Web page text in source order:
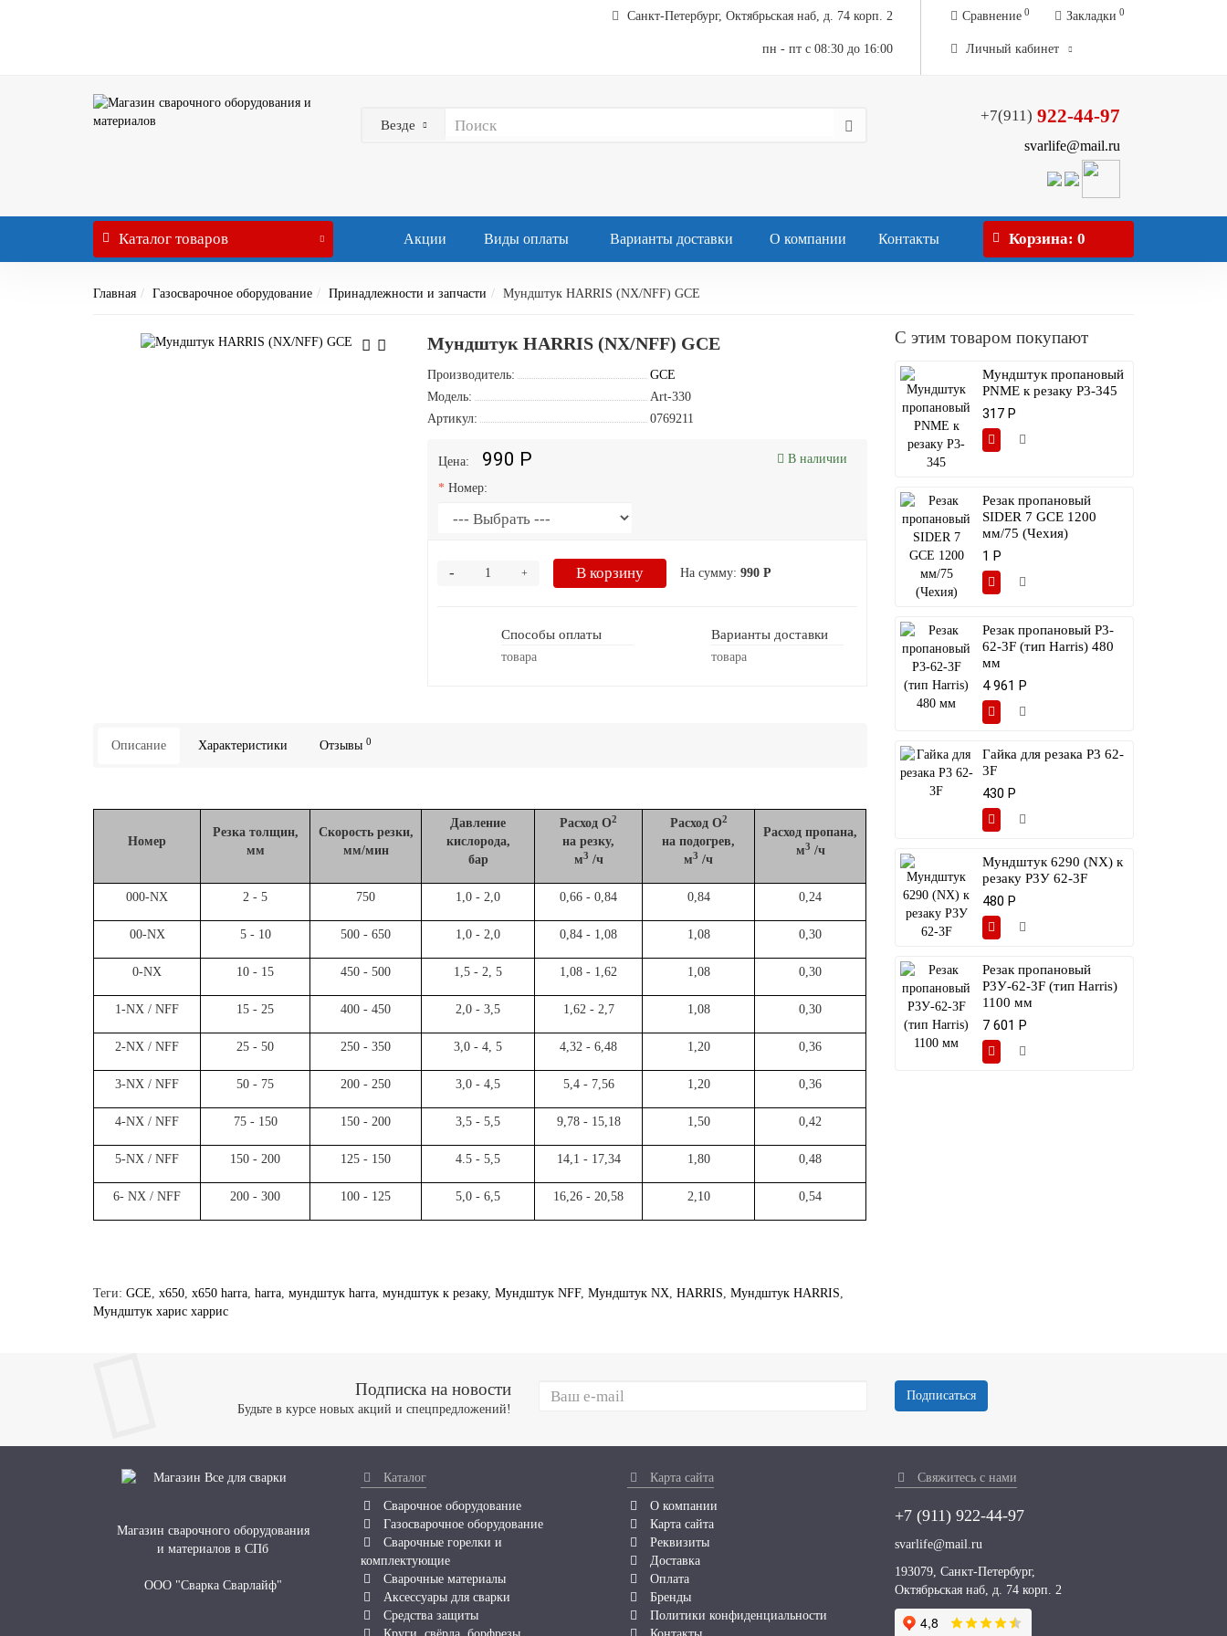
Санкт-Петербург, Октябрьская наб, д. 74 корп. 2
пн - пт с 08:30 до 16:00
Сравнение 0 Закладки 0
Личный кабинет
Везде
+7(911) 922-44-97
svarlife@mail.ru
Каталог товаров Акции Виды оплаты Варианты доставки О компании Контакты Корзина: 0
Главная Газосварочное оборудование Принадлежности и запчасти Мундштук HARRIS (NX/NFF) GCE
Мундштук HARRIS (NX/NFF) GCE
Производитель:
GCE
Модель:
Art-330
Артикул:
0769211
Цена: 990 Р В наличии
Номер:
+
- В корзину На сумму: 990 Р
Способы оплаты
товара
Варианты доставки
товара
Описание Характеристики Отзывы 0
Номер
Резка толщин,
мм
Скорость резки,
мм/мин
Давление
кислорода,
бар
Расход О2
на резку,
м3 /ч
Расход О2
на подогрев,
м3 /ч
Расход пропана,
м3 /ч
000-NX 2 - 5 750 1,0 - 2,0 0,66 - 0,84 0,84 0,24
00-NX 5 - 10 500 - 650 1,0 - 2,0 0,84 - 1,08 1,08 0,30
0-NX 10 - 15 450 - 500 1,5 - 2, 5 1,08 - 1,62 1,08 0,30
1-NX / NFF 15 - 25 400 - 450 2,0 - 3,5 1,62 - 2,7 1,08 0,30
2-NX / NFF 25 - 50 250 - 350 3,0 - 4, 5 4,32 - 6,48 1,20 0,36
3-NX / NFF 50 - 75 200 - 250 3,0 - 4,5 5,4 - 7,56 1,20 0,36
4-NX / NFF 75 - 150 150 - 200 3,5 - 5,5 9,78 - 15,18 1,50 0,42
5-NX / NFF 150 - 200 125 - 150 4.5 - 5,5 14,1 - 17,34 1,80 0,48
6- NX / NFF 200 - 300 100 - 125 5,0 - 6,5 16,26 - 20,58 2,10 0,54
Теги: GCE, x650, x650 harra, harra, мундштук harra, мундштук к резаку, Мундштук NFF, Мундштук NX, HARRIS, Мундштук HARRIS,
Мундштук харис харрис
С этим товаром покупают
Мундштук пропановый
PNME к резаку Р3-345
317 Р
Резак пропановый
SIDER 7 GCE 1200
мм/75 (Чехия)
1 Р
Резак пропановый Р3-
62-3F (тип Harris) 480
мм
4 961 Р
Гайка для резака Р3 62-
3F
430 Р
Мундштук 6290 (NX) к
резаку Р3У 62-3F
480 Р
Резак пропановый
Р3У-62-3F (тип Harris)
1100 мм
7 601 Р
Подписка на новости
Будьте в курсе новых акций и спецпредложений!
Подписаться
Магазин сварочного оборудования
и материалов в СПб
ООО "Сварка Сварлайф"
Каталог
Сварочное оборудование
Газосварочное оборудование
Сварочные горелки и
комплектующие
Сварочные материалы
Аксессуары для сварки
Средства защиты
Карта сайта
О компании
Карта сайта
Реквизиты
Доставка
Оплата
Бренды
Политики конфиденциальности
Свяжитесь с нами
+7 (911)922-44-97
svarlife@mail.ru
193079, Санкт-Петербург,
Октябрьская наб, д. 74 корп. 2